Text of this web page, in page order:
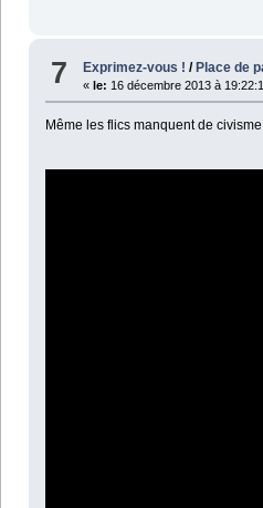
7 Exprimez-vous ! /Place de
«le: 16 décembre 2013 à
Même les flics manquent de